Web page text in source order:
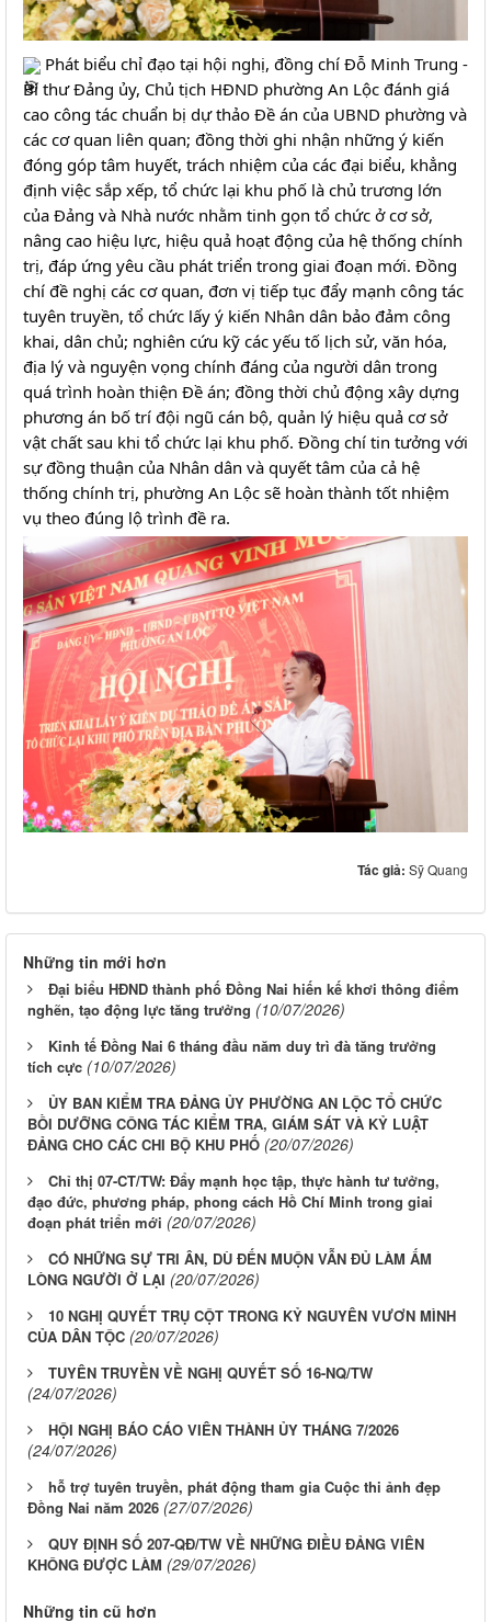
Phát biểu chỉ đạo tại hội nghị, đồng chí Đỗ Minh Trung -
Bí thư Đảng ủy, Chủ tịch HĐND phường An Lộc đánh giá
cao công tác chuẩn bị dự thảo Đề án của UBND phường và
các cơ quan liên quan; đồng thời ghi nhận những ý kiến
đóng góp tâm huyết, trách nhiệm của các đại biểu, khẳng
định việc sắp xếp, tổ chức lại khu phố là chủ trương lớn
của Đảng và Nhà nước nhằm tinh gọn tổ chức ở cơ sở,
nâng cao hiệu lực, hiệu quả hoạt động của hệ thống chính
trị, đáp ứng yêu cầu phát triển trong giai đoạn mới. Đồng
chí đề nghị các cơ quan, đơn vị tiếp tục đẩy mạnh công tác
tuyên truyền, tổ chức lấy ý kiến Nhân dân bảo đảm công
khai, dân chủ; nghiên cứu kỹ các yếu tố lịch sử, văn hóa,
địa lý và nguyện vọng chính đáng của người dân trong
quá trình hoàn thiện Đề án; đồng thời chủ động xây dựng
phương án bố trí đội ngũ cán bộ, quản lý hiệu quả cơ sở
vật chất sau khi tổ chức lại khu phố. Đồng chí tin tưởng với
sự đồng thuận của Nhân dân và quyết tâm của cả hệ
thống chính trị, phường An Lộc sẽ hoàn thành tốt nhiệm
vụ theo đúng lộ trình đề ra.
Tác giả: Sỹ Quang
Những tin mới hơn
Đại biểu HĐND thành phố Đồng Nai hiến kế khơi thông điểm
nghẽn, tạo động lực tăng trưởng (10/07/2026)
Kinh tế Đồng Nai 6 tháng đầu năm duy trì đà tăng trưởng
tích cực (10/07/2026)
ỦY BAN KIỂM TRA ĐẢNG ỦY PHƯỜNG AN LỘC TỔ CHỨC
BỒI DƯỠNG CÔNG TÁC KIỂM TRA, GIÁM SÁT VÀ KỶ LUẬT
ĐẢNG CHO CÁC CHI BỘ KHU PHỐ (20/07/2026)
Chỉ thị 07-CT/TW: Đẩy mạnh học tập, thực hành tư tưởng,
đạo đức, phương pháp, phong cách Hồ Chí Minh trong giai
đoạn phát triển mới (20/07/2026)
CÓ NHỮNG SỰ TRI ÂN, DÙ ĐẾN MUỘN VẪN ĐỦ LÀM ẤM
LÒNG NGƯỜI Ở LẠI (20/07/2026)
10 NGHỊ QUYẾT TRỤ CỘT TRONG KỶ NGUYÊN VƯƠN MÌNH
CỦA DÂN TỘC (20/07/2026)
TUYÊN TRUYỀN VỀ NGHỊ QUYẾT SỐ 16-NQ/TW
(24/07/2026)
HỘI NGHỊ BÁO CÁO VIÊN THÀNH ỦY THÁNG 7/2026
(24/07/2026)
hỗ trợ tuyên truyền, phát động tham gia Cuộc thi ảnh đẹp
Đồng Nai năm 2026 (27/07/2026)
QUY ĐỊNH SỐ 207-QĐ/TW VỀ NHỮNG ĐIỀU ĐẢNG VIÊN
KHÔNG ĐƯỢC LÀM (29/07/2026)
Những tin cũ hơn